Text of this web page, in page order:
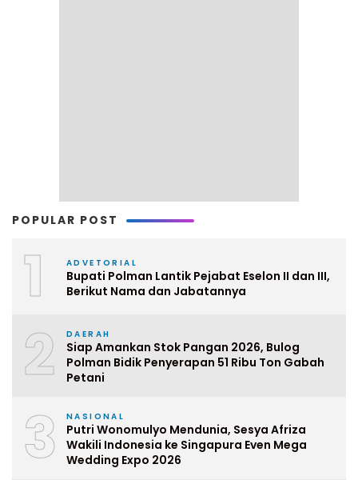
POPULAR POST
1 ADVETORIAL
Bupati Polman Lantik Pejabat Eselon II dan III,
Berikut Nama dan Jabatannya
2 DAERAH
Siap Amankan Stok Pangan 2026, Bulog
Polman Bidik Penyerapan 51 Ribu Ton Gabah
Petani
3 NASIONAL
Putri Wonomulyo Mendunia, Sesya Afriza
Wakili Indonesia ke Singapura Even Mega
Wedding Expo 2026